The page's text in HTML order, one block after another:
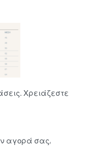
Χρειάζεστε
αγορά σας,